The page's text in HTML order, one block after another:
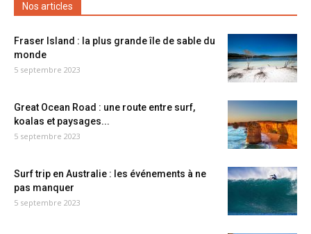
Nos articles
Fraser Island : la plus grande île de sable du
monde
5 septembre 2023
Great Ocean Road : une route entre surf,
koalas et paysages...
5 septembre 2023
Surf trip en Australie : les événements à ne
pas manquer
5 septembre 2023